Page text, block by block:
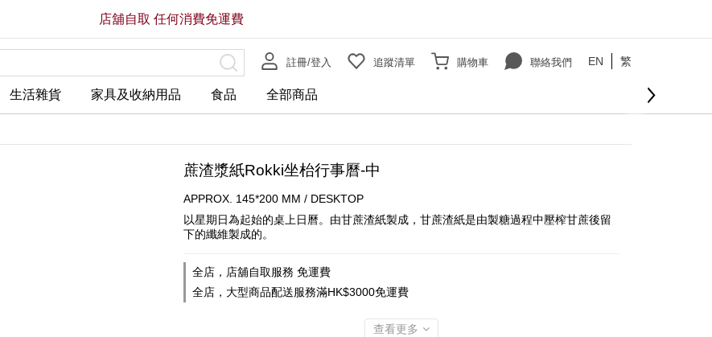
註冊/登入 追蹤清單 購物車 聯絡我們 EN 繁
生活雜貨 家具及收納用品 食品 全部商品
店舖自取 任何消費免運費
蔗渣漿紙Rokki坐枱行事曆-中
APPROX. 145*200 MM / DESKTOP
以星期日為起始的桌上日曆。由甘蔗渣紙製成，甘蔗渣紙是由製糖過程中壓榨甘蔗後留
下的纖維製成的。
全店，店舖自取服務 免運費
全店，大型商品配送服務滿HK$3000免運費
查看更多